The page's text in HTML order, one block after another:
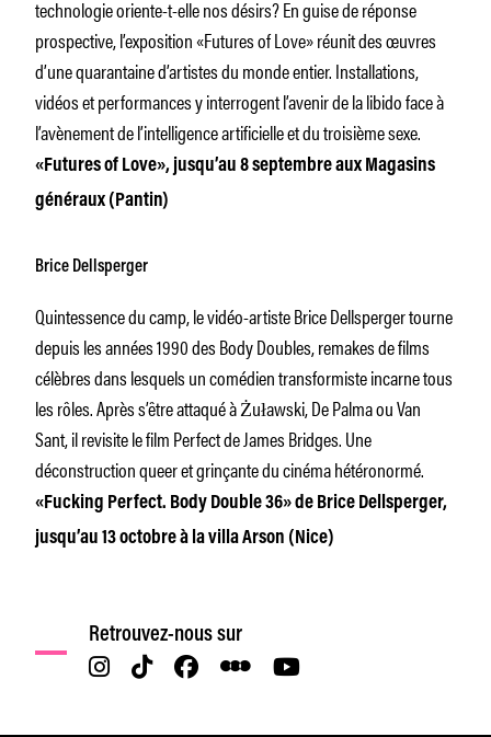
technologie oriente-t-elle nos désirs? En guise de réponse
prospective, l’exposition «Futures of Love» réunit des œuvres
d’une quarantaine d’artistes du monde entier. Installations,
vidéos et performances y interrogent l’avenir de la libido face à
l’avènement de l’intelligence artificielle et du troisième sexe.
«Futures of Love», jusqu’au 8 septembre aux Magasins
généraux (Pantin)
Brice Dellsperger
Quintessence du camp, le vidéo-artiste Brice Dellsperger tourne
depuis les années 1990 des Body Doubles, remakes de films
célèbres dans lesquels un comédien transformiste incarne tous
les rôles. Après s’être attaqué à Żuławski, De Palma ou Van
Sant, il revisite le film Perfect de James Bridges. Une
déconstruction queer et grinçante du cinéma hétéronormé.
«Fucking Perfect. Body Double 36» de Brice Dellsperger,
jusqu’au 13 octobre à la villa Arson (Nice)
Retrouvez-nous sur